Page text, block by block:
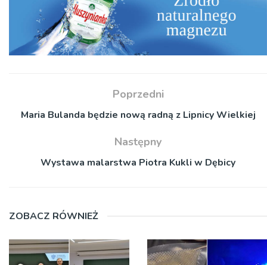
Poprzedni
Maria Bulanda będzie nową radną z Lipnicy Wielkiej
Następny
Wystawa malarstwa Piotra Kukli w Dębicy
ZOBACZ RÓWNIEŻ